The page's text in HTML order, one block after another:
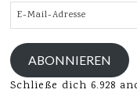
E-
Mail-
Adresse
ABONNIEREN
Schließe dich 6.928